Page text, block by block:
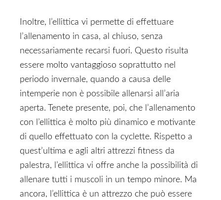
Inoltre, l’ellittica vi permette di effettuare
l’allenamento in casa, al chiuso, senza
necessariamente recarsi fuori. Questo risulta
essere molto vantaggioso soprattutto nel
periodo invernale, quando a causa delle
intemperie non è possibile allenarsi all’aria
aperta. Tenete presente, poi, che l’allenamento
con l’ellittica è molto più dinamico e motivante
di quello effettuato con la cyclette. Rispetto a
quest’ultima e agli altri attrezzi fitness da
palestra, l’ellittica vi offre anche la possibilità di
allenare tutti i muscoli in un tempo minore. Ma
ancora, l’ellittica è un attrezzo che può essere